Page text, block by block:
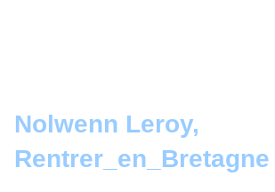
Nolwenn Leroy,
Rentrer_en_Bretagne